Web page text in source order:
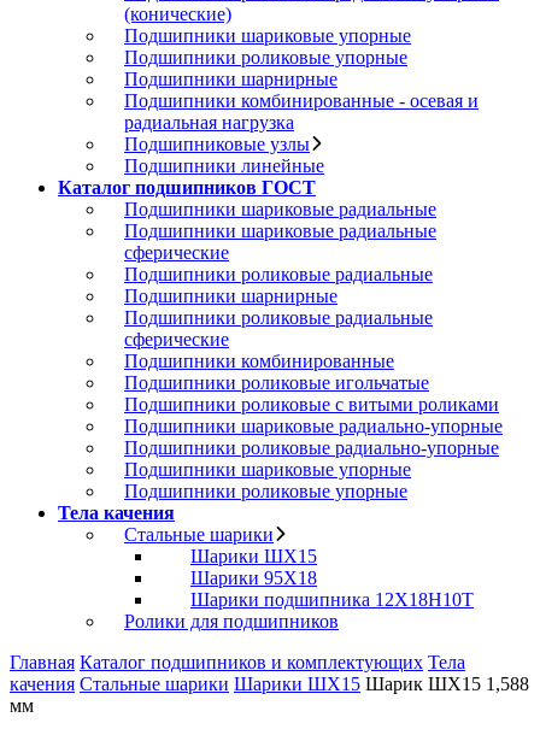
(конические)
Подшипники шариковые упорные
Подшипники роликовые упорные
Подшипники шарнирные
Подшипники комбинированные - осевая и
радиальная нагрузка
Подшипниковые узлы
Подшипники линейные
Каталог подшипников ГОСТ
Подшипники шариковые радиальные
Подшипники шариковые радиальные
сферические
Подшипники роликовые радиальные
Подшипники шарнирные
Подшипники роликовые радиальные
сферические
Подшипники комбинированные
Подшипники роликовые игольчатые
Подшипники роликовые с витыми роликами
Подшипники шариковые радиально-упорные
Подшипники роликовые радиально-упорные
Подшипники шариковые упорные
Подшипники роликовые упорные
Тела качения
Стальные шарики
Шарики ШХ15
Шарики 95Х18
Шарики подшипника 12Х18Н10Т
Ролики для подшипников
Главная Каталог подшипников и комплектующих Тела
качения Стальные шарики Шарики ШХ15 Шарик ШХ15 1,588
мм